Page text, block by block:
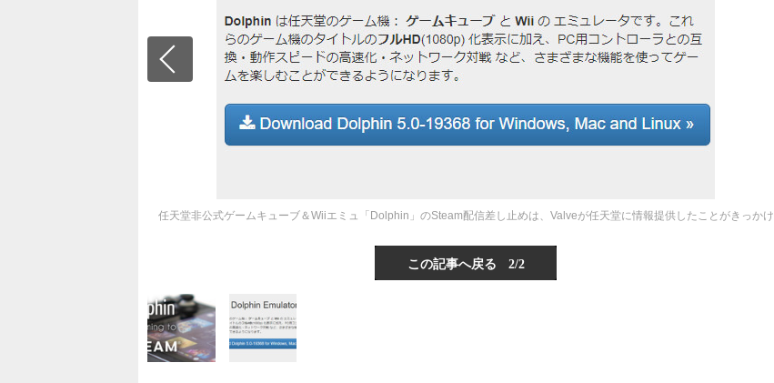
任天堂非公式ゲームキューブ＆Wiiエミュ「Dolphin」のSteam配信差し止めは、Valveが任天堂に情報提供したことがきっかけ
この記事へ戻る 2/2